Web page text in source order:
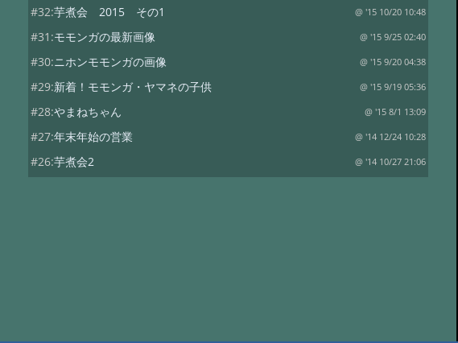
#32:芋煮会 2015 その1 @ '15 10/20 10:48
#31:モモンガの最新画像 @ '15 9/25 02:40
#30:ニホンモモンガの画像 @ '15 9/20 04:38
#29:新着！モモンガ・ヤマネの子供 @ '15 9/19 05:36
#28:やまねちゃん @ '15 8/1 13:09
#27:年末年始の営業 @ '14 12/24 10:28
#26:芋煮会2 @ '14 10/27 21:06